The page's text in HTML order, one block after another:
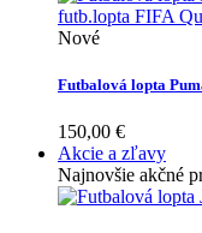
Nové
Futbalová lopta
150,00 €
Akcie a zľavy
Najnovšie akčné